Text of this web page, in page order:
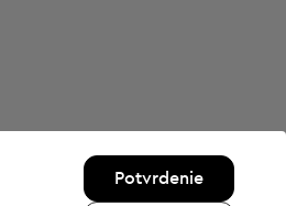
Potvrdenie